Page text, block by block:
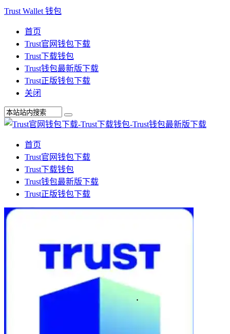
Trust Wallet 钱包
首页
Trust官网钱包下载
Trust下载钱包
Trust钱包最新版下载
Trust正版钱包下载
关闭
首页
Trust官网钱包下载
Trust下载钱包
Trust钱包最新版下载
Trust正版钱包下载